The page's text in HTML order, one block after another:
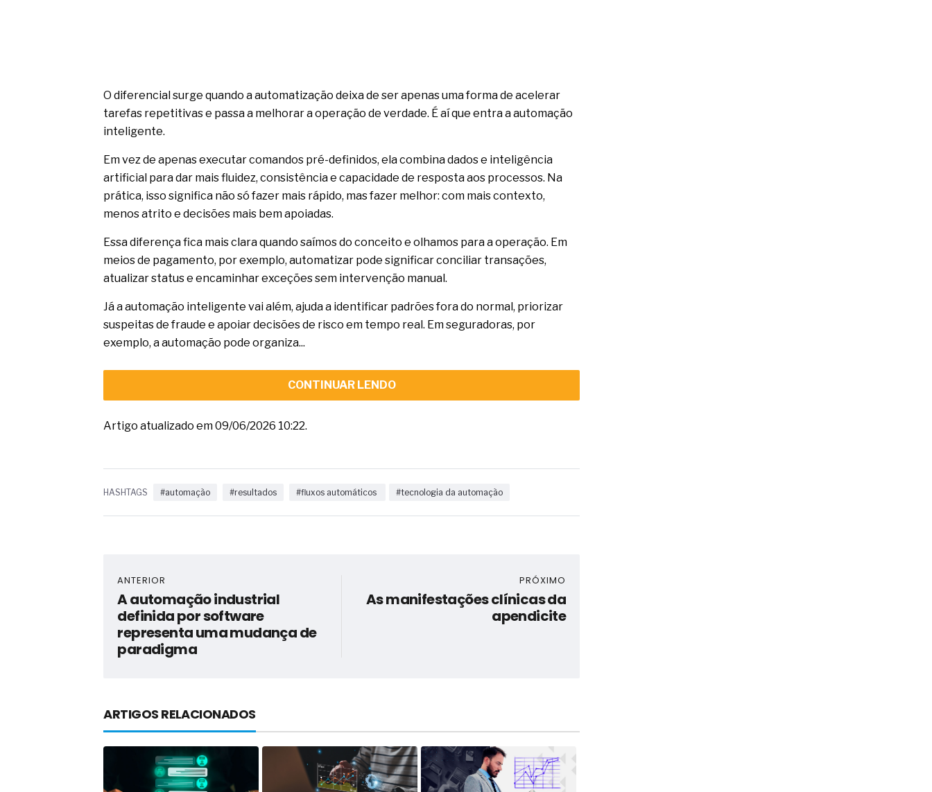
O diferencial surge quando a automatização deixa de ser apenas uma forma de acelerar
tarefas repetitivas e passa a melhorar a operação de verdade. É aí que entra a automação
inteligente.
Em vez de apenas executar comandos pré-definidos, ela combina dados e inteligência
artificial para dar mais fluidez, consistência e capacidade de resposta aos processos. Na
prática, isso significa não só fazer mais rápido, mas fazer melhor: com mais contexto,
menos atrito e decisões mais bem apoiadas.
Essa diferença fica mais clara quando saímos do conceito e olhamos para a operação. Em
meios de pagamento, por exemplo, automatizar pode significar conciliar transações,
atualizar status e encaminhar exceções sem intervenção manual.
Já a automação inteligente vai além, ajuda a identificar padrões fora do normal, priorizar
suspeitas de fraude e apoiar decisões de risco em tempo real. Em seguradoras, por
exemplo, a automação pode organiza...
CONTINUAR LENDO
Artigo atualizado em 09/06/2026 10:22.
HASHTAGS #automação #resultados #fluxos automáticos #tecnologia da automação
ANTERIOR
A automação industrial
definida por software
representa uma mudança de
paradigma
PRÓXIMO
As manifestações clínicas da
apendicite
ARTIGOS RELACIONADOS